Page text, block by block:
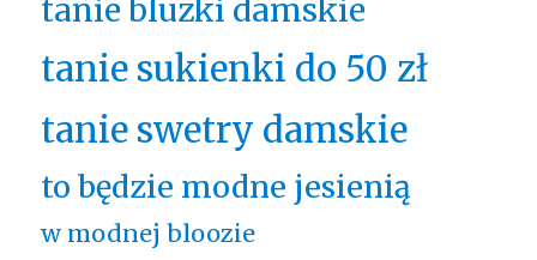
tanie bluzki damskie
tanie sukienki do 50 zł
tanie swetry damskie
to będzie modne jesienią
w modnej bloozie